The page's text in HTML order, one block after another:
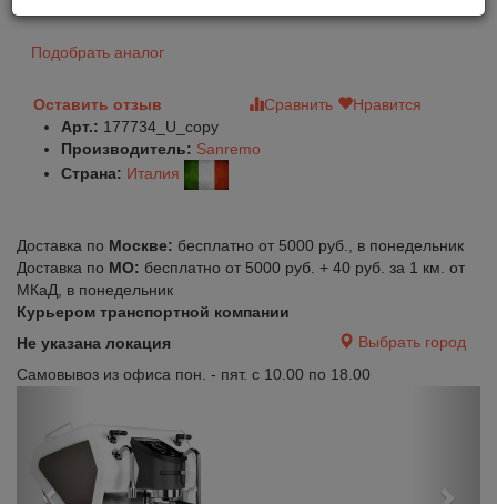
Подобрать аналог
Оставить отзыв Сравнить
Нравится
Арт.: 177734_U_copy
Производитель: Sanremo
Страна: Италия
Доставка по Москве: бесплатно от 5000 руб., в понедельник
Доставка по МО: бесплатно от 5000 руб. + 40 руб. за 1 км. от
МКаД, в понедельник
Курьером транспортной компании
Не указана локация
Выбрать город
Самовывоз из офиса пон. - пят. с 10.00 по 18.00